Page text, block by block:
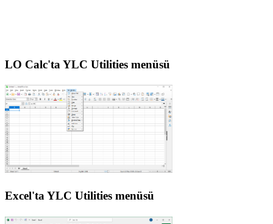
LO Calc'ta YLC Utilities menüsü
Excel'ta YLC Utilities menüsü